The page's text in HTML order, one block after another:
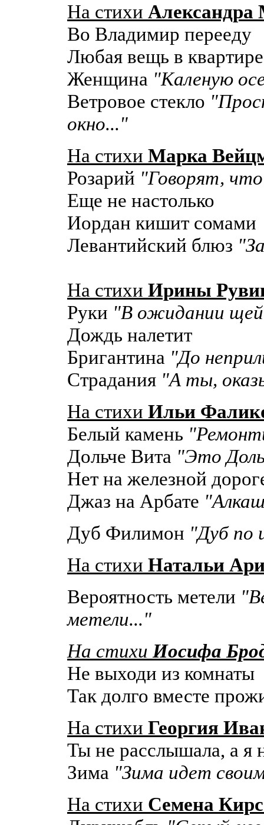
На стихи Александра
Во Владимир перееду
Любая вещь в квартире
Женщина "Каленую
Ветровое стекло
окно..."
На стихи Марка
Розарий "Говорят, что
Еще не настолько
Иордан кишит сомами
Левантийский блюз
На стихи Ирины
Руки "В ожидании
Дождь налетит
Бригантина "До
Страдания "А ты,
На стихи Ильи
Белый камень
Дольче Вита "Это
Нет на железной
Джаз на Арбате
Дуб Филимон "Дуб по
На стихи Натальи
Вероятность метели
метели..."
На стихи Иосифа
Не выходи из комнаты
Так долго вместе
На стихи Георгия
Ты не расслышала, а я
Зима "Зима идет
На стихи Семена